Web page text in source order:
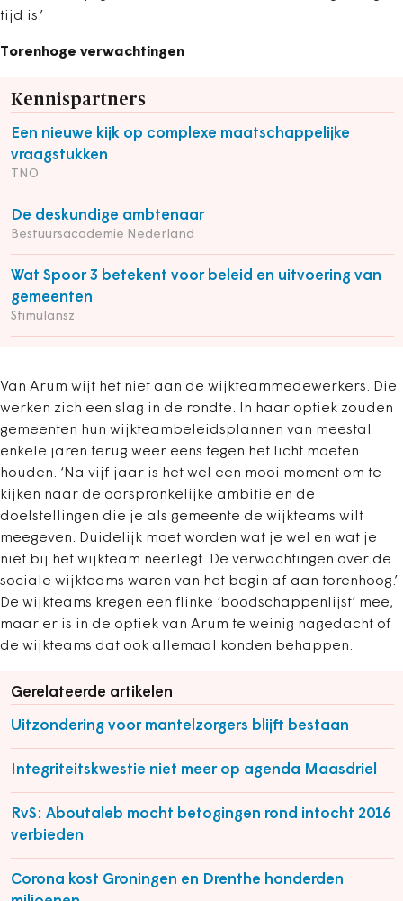
tijd is.’
Torenhoge verwachtingen
Kennispartners
Een nieuwe kijk op complexe maatschappelijke
vraagstukken
TNO
De deskundige ambtenaar
Bestuursacademie Nederland
Wat Spoor 3 betekent voor beleid en uitvoering van
gemeenten
Stimulansz
Van Arum wijt het niet aan de wijkteammedewerkers. Die
werken zich een slag in de rondte. In haar optiek zouden
gemeenten hun wijkteambeleidsplannen van meestal
enkele jaren terug weer eens tegen het licht moeten
houden. ‘Na vijf jaar is het wel een mooi moment om te
kijken naar de oorspronkelijke ambitie en de
doelstellingen die je als gemeente de wijkteams wilt
meegeven. Duidelijk moet worden wat je wel en wat je
niet bij het wijkteam neerlegt. De verwachtingen over de
sociale wijkteams waren van het begin af aan torenhoog.’
De wijkteams kregen een flinke ‘boodschappenlijst’ mee,
maar er is in de optiek van Arum te weinig nagedacht of
de wijkteams dat ook allemaal konden behappen.
Gerelateerde artikelen
Uitzondering voor mantelzorgers blijft bestaan
Integriteitskwestie niet meer op agenda Maasdriel
RvS: Aboutaleb mocht betogingen rond intocht 2016
verbieden
Corona kost Groningen en Drenthe honderden